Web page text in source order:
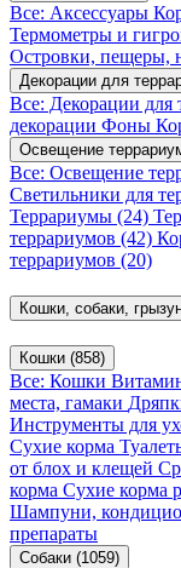
Все: Аксессуары
Термометры и
Островки, пещеры,
Декорации для
Все: Декорации для
декорации Фоны
Освещение
Все: Освещение
Светильники для
Террариумы (24)
террариумов (42)
террариумов (20)
Кошки, собаки,
Кошки (858)
Все: Кошки
места, гамаки
Инструменты для
Сухие корма
от блох и клещей
корма Сухие корма
Шампуни,
препараты
Собаки (1059)